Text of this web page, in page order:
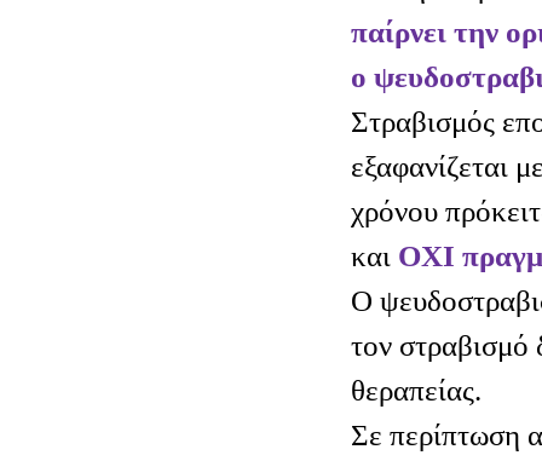
παίρνει την
ο
Στραβισμός
εξαφανίζεται
χρόνου
και ΟΧΙ
Ο
τον στραβισμό
θεραπείας.
Σε περίπτωση